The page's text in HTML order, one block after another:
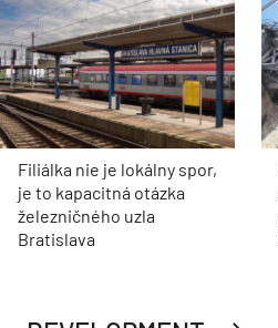
Filiálka nie je lokálny spor,
je to kapacitná otázka
železničného uzla
Bratislava